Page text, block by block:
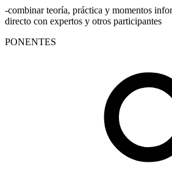
-combinar teoría, práctica y momentos
directo con expertos y otros participantes
PONENTES